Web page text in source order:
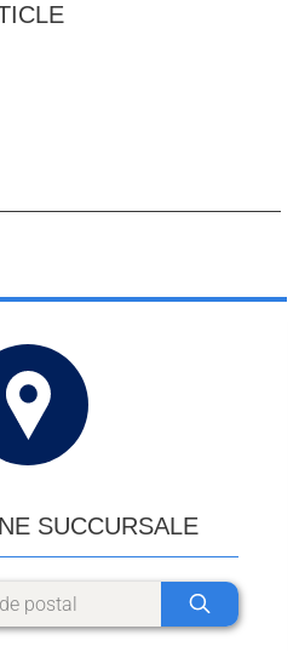
SUCCURSALE